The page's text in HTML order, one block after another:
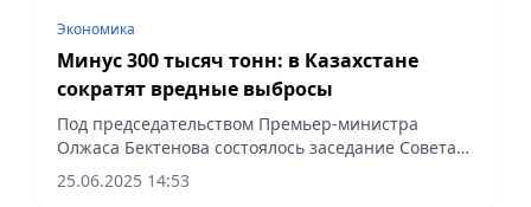
Экономика
Минус 300 тысяч тонн: в Казахстане
сократят вредные выбросы
Под председательством Премьер-министра
Олжаса Бектенова состоялось заседание Совета
по переходу к «зеленой экономике» при
Президенте Республики Казахстан с участием
25.06.2025 14:53